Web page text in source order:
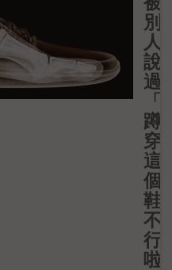
別
人
說
過
「
蹲
穿
這
個
鞋
不
行
啦